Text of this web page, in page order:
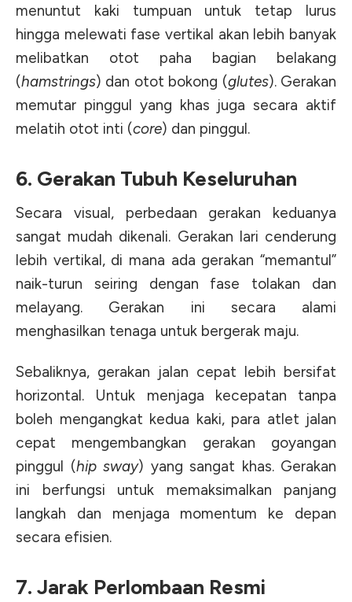
menuntut kaki tumpuan untuk tetap lurus
hingga melewati fase vertikal akan lebih banyak
melibatkan otot paha bagian belakang
(hamstrings) dan otot bokong (glutes). Gerakan
memutar pinggul yang khas juga secara aktif
melatih otot inti (core) dan pinggul.
6. Gerakan Tubuh Keseluruhan
Secara visual, perbedaan gerakan keduanya
sangat mudah dikenali. Gerakan lari cenderung
lebih vertikal, di mana ada gerakan “memantul”
naik-turun seiring dengan fase tolakan dan
melayang. Gerakan ini secara alami
menghasilkan tenaga untuk bergerak maju.
Sebaliknya, gerakan jalan cepat lebih bersifat
horizontal. Untuk menjaga kecepatan tanpa
boleh mengangkat kedua kaki, para atlet jalan
cepat mengembangkan gerakan goyangan
pinggul (hip sway) yang sangat khas. Gerakan
ini berfungsi untuk memaksimalkan panjang
langkah dan menjaga momentum ke depan
secara efisien.
7. Jarak Perlombaan Resmi